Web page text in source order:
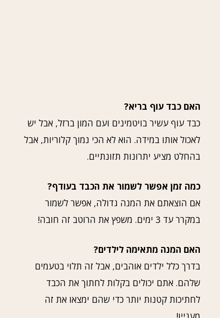
האם כבד עוף בריא?
כבד עוף עשיר בויטמינים ועם המון ברזל, אבל יש
לאכול אותו במידה. הוא לא הכי נמוך קלוריות, אבל
בהחלט מציע יתרונות תזונתיים.
כמה זמן אפשר לשמור את הכבד בעודף?
אם הוצאתם את המנה גדולה, אפשר לשמור
במקרר עד 3 ימים. משפץ את הרוטב זה חובה!
האם המנה מתאימה לילדים?
בדרך כלל ילדים אוהבים, אבל זה תלוי בטעמים
שלהם. אתם יכולים בקלות לחתוך את הכבד
לחתיכות קטנות יותר כדי שהם ימצאו את זה